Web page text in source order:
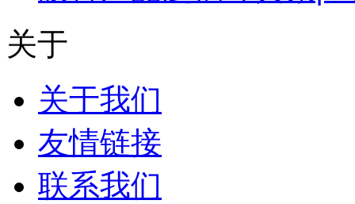
关于
关于我们
友情链接
联系我们